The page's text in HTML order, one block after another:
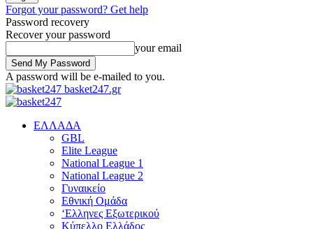
Forgot your password? Get help
Password recovery
Recover your password
your email
A password will be e-mailed to you.
basket247.gr
EΛΛΑΔΑ
GBL
Elite League
National League 1
National League 2
Γυναικείο
Εθνική Ομάδα
‘Ελληνες Εξωτερικού
Κύπελλο Ελλάδος